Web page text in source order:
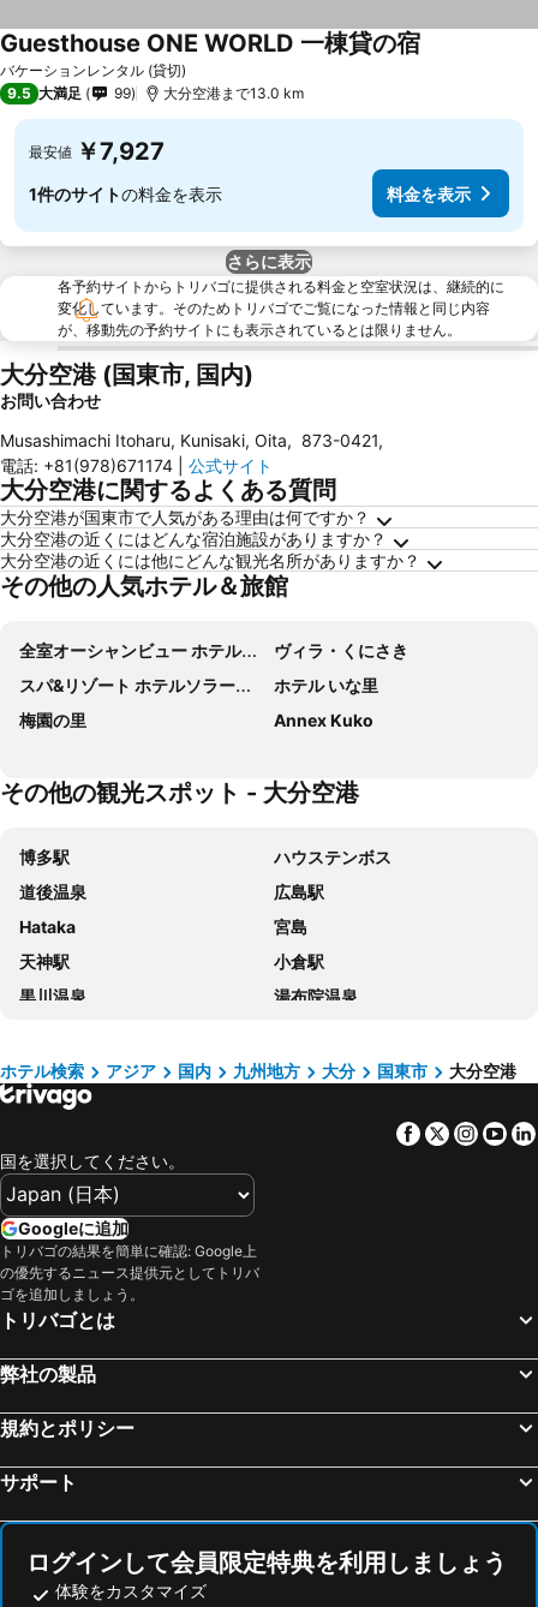
バケーションレンタル (貸切)
Guesthouse ONE WORLD 一棟貸の宿
9.5 大満足 99 大分空港まで13.0 km
最安値 ￥7,927
1件のサイトの料金を表示 料金を表示
さらに表示
各予約サイトからトリバゴに提供される料金と空室状況は、継続的に
変化しています。そのためトリバゴでご覧になった情報と同じ内容
が、移動先の予約サイトにも表示されているとは限りません。
大分空港 (国東市, 国内)
お問い合わせ
Musashimachi Itoharu, Kunisaki, Oita, 873-0421,
電話: +81(978)671174 公式サイト
大分空港に関するよくある質問
大分空港が国東市で人気がある理由は何ですか？
大分空港の近くにはどんな宿泊施設がありますか？
大分空港の近くには他にどんな観光名所がありますか？
その他の人気ホテル＆旅館
全室オーシャンビュー ホテルベイグランド国東（旧：いこいの村国東）
ヴィラ・くにさき
スパ&リゾート ホテルソラージュ大分・日出
ホテル いな里
梅園の里
Annex Kuko
その他の観光スポット - 大分空港
博多駅
ハウステンボス
道後温泉
広島駅
Hataka
宮島
天神駅
小倉駅
黒川温泉
湯布院温泉
湯田温泉
長崎駅
マリンメッセ福岡
大分駅
中洲川端駅
福山駅
Itsukushima Jinja
熊本城
黒崎駅
キャナルシティ博多
原爆ドーム
福岡 ヤフオク ドーム
久留米駅
広島平和記念公園
マリンワールド海の中道
新地中華街
広島空港
ホテル検索 アジア 国内 九州地方 大分 国東市 大分空港
Facebook
Twitter
国を選択してください。
Googleに追加
トリバゴの結果を簡単に確認: Google上
の優先するニュース提供元としてトリバ
ゴを追加しましょう。
トリバゴとは
弊社の製品
規約とポリシー
サポート
ログインして会員限定特典を利用しましょう
体験をカスタマイズ